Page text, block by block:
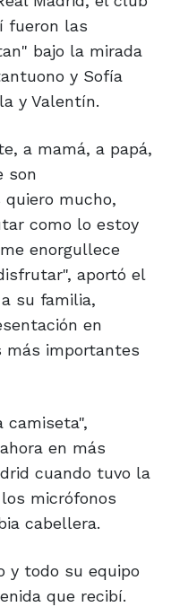
fueron las
bajo la mirada
y Sofía
y Valentín.
a mamá, a papá,
son
mucho,
como lo estoy
enorgullece
aportó el
su familia,
en
más importantes
camiseta",
en más
cuando tuvo la
micrófonos
cabellera.
y todo su equipo
que recibí.